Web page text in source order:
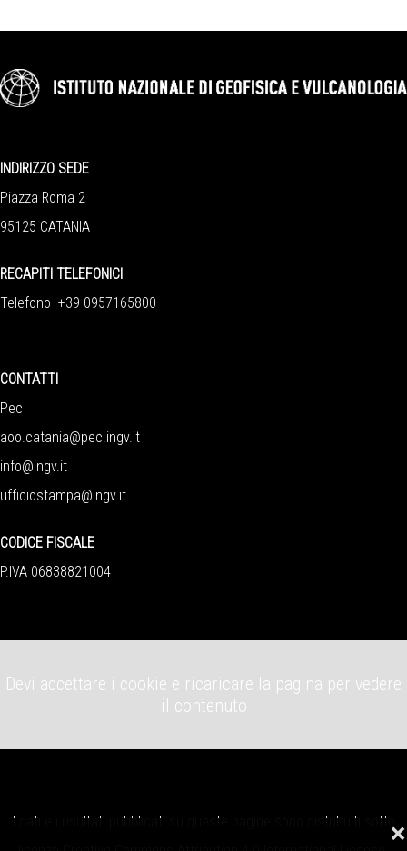
❌
INDIRIZZO SEDE
Piazza Roma 2
95125 CATANIA
RECAPITI TELEFONICI
Telefono +39 0957165800
CONTATTI
Pec
aoo.catania@pec.ingv.it
info@ingv.it
ufficiostampa@ingv.it
CODICE FISCALE
P.IVA 06838821004
Devi accettare i cookie e ricaricare la pagina per vedere
il contenuto
I dati e i risultati pubblicati su queste pagine sono distribuiti sotto